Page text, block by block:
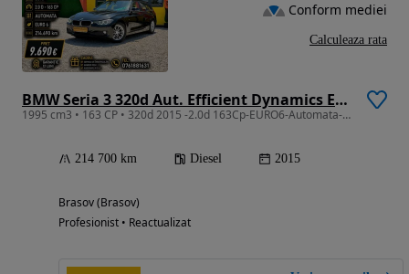
BMW Seria 3 320d Aut. Efficient Dynamics Edition
1995 cm3 • 163 CP • 320d 2015 -2.0d 163Cp-EURO6-Automata-Km Reali-Parc Auto-Rate-GARANTIE
214 700 km Diesel 2015
Brasov (Brasov)
Profesionist • Reactualizat
Conform mediei
Calculeaza rata